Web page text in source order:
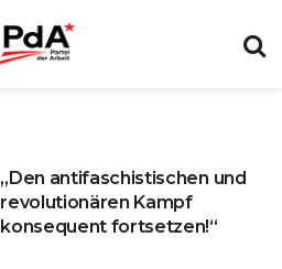
„Den antifaschistischen und
revolutionären Kampf
konsequent fortsetzen!“